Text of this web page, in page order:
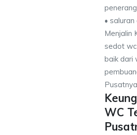
•
Menjalin
sedot wc
baik dari
Pusatnya.
WC